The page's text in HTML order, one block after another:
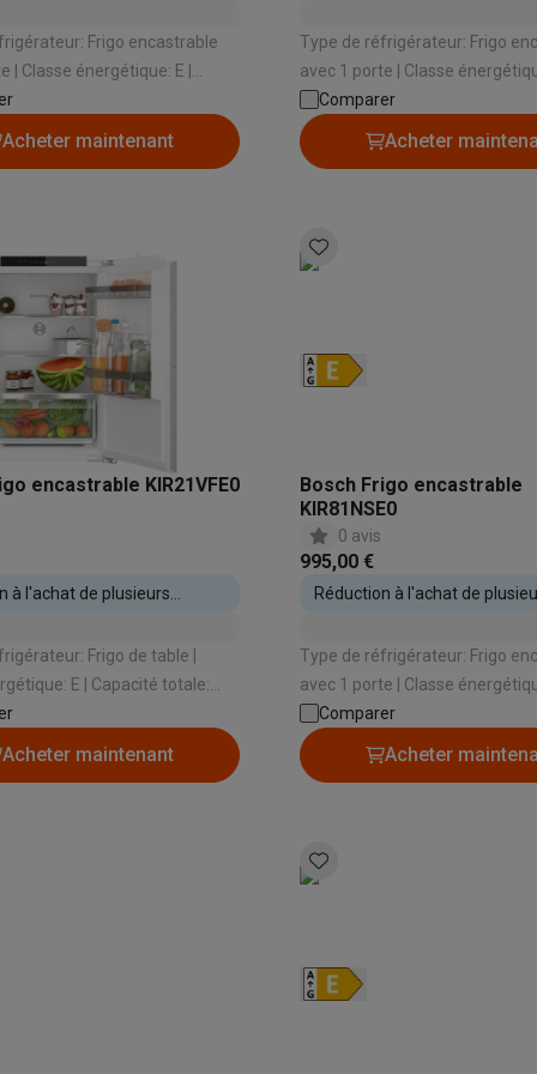
SDTrépieds & supports
Accessoires action cam
Smartphones reconditionnés
Powerbanks
Supports GSM voiture Cartes micro SD
PC portables Windows PC Copilot+ Chromebooks
PCMicrophones
Housses pour tablette
Wi-FiMesh Wi-FiSwitchsCâbles de réseau
Nintendo Switch Casques Nintendo Switch Accessoires
Xbox
gamingClaviers gaming
Manettes gaming PC
gamingBureaux gamer TV gaming Écrans gamingCasques de
Sonnettes connectées
Prises & adaptateurs
Fours connectés
Frigo encastrable
E |
119 L | Hauteur
880 mm | Système de
Dynamique
Acheter maintenant
Type de réfrigérateur: Frigo
avec 1 porte | Classe énergétique: D |
Capacité totale: 310 L | Hauteur
d'encastrement: 1775 mm |
porte: Porte sur porte
Comparer
Acheter
encastrable KIR21VFE0
à l'achat de plusieurs
Frigo de table |
| Capacité totale:
d'encastrement: 880 mm |
porte: Porte sur porte
Acheter maintenant
Bosch Frigo encastrable
KIR81NSE0
0 avis
995,00 €
Réduction à l'achat de
Type de réfrigérateur: Frigo
avec 1 porte | Classe énergétique: E |
Capacité totale: 310 L | Hauteur
d'encastrement: 1775 mm |
porte: Glissières
Comparer
Acheter